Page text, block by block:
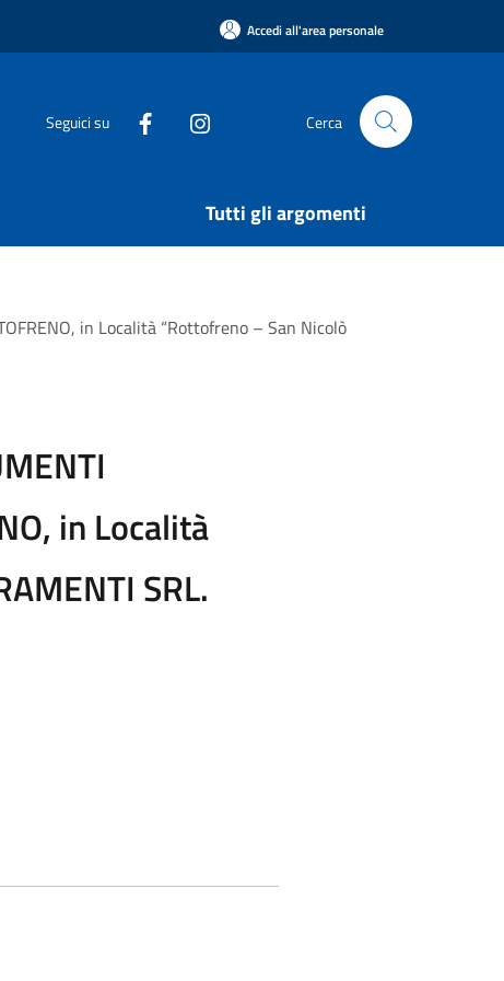
Accedi all'area personale
Seguici su Cerca
Tutti gli argomenti
in Località “Rottofreno – San Nicolò
in Località
SRL.